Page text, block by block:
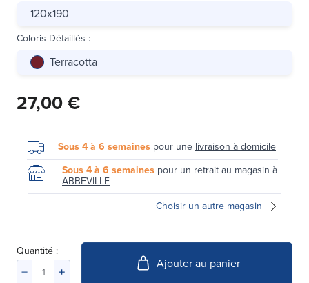
120x190
Coloris Détaillés :
Terracotta
27,00 €
Sous 4 à 6 semaines pour une livraison à domicile
Sous 4 à 6 semaines pour un retrait au magasin à
ABBEVILLE
Choisir un autre magasin
Quantité :
Ajouter au panier